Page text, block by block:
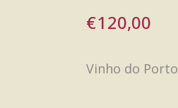
€120,00
Vinho do